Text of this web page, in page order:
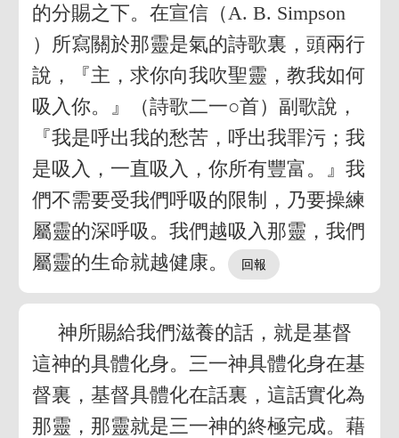
的分賜之下。在宣信（A. B. Simpson
）所寫關於那靈是氣的詩歌裏，頭兩行
說，『主，求你向我吹聖靈，教我如何
吸入你。』（詩歌二一○首）副歌說，
『我是呼出我的愁苦，呼出我罪污；我
是吸入，一直吸入，你所有豐富。』我
們不需要受我們呼吸的限制，乃要操練
屬靈的深呼吸。我們越吸入那靈，我們
屬靈的生命就越健康。
神所賜給我們滋養的話，就是基督
這神的具體化身。三一神具體化身在基
督裏，基督具體化在話裏，這話實化為
那靈，那靈就是三一神的終極完成。藉